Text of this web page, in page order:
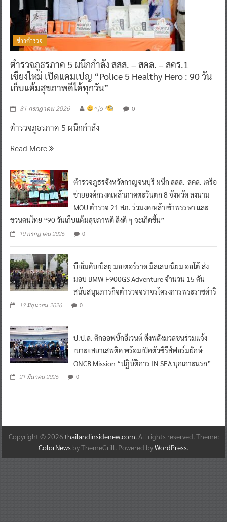
ข่าวตำรวจ
ตำรวจภูธรภาค 5 ผนึกกำลัง สสส. – สคล. – สคร.1
เชียงใหม่ เปิดแคมเปญ “Police 5 Healthy Hero : 90 วัน
เก็บแต้มสุขภาพดีได้ทุกวัน”
31 กรกฎาคม 2026 ^ jo ^ 0
ตำรวจภูธรภาค 5 ผนึกกำลัง
Read More
ตำรวจภูธรจังหวัดกาญจนบุรี ผนึก สสส.-สคล. เครือ
ข่ายองค์กรงดเหล้าภาคตะวันตก 8 จังหวัด ลงนาม
MOU ตำรวจ 21 สภ. ร่วมงดเหล้าเข้าพรรษา และ
ชวนคนไทย “90 วันเก็บแต้มสุขภาพดี สิ่งดี ๆ จะเกิดขึ้น”
10 กรกฎาคม 2026 0
บีเอ็มดับเบิลยู มอเตอร์ราด มิลเลนเนียม ออโต้ ส่ง
มอบ BMW F900GS Adventure จำนวน 15 คัน
สนับสนุนภารกิจตำรวจจราจรโครงการพระราชดำริ
13 มิถุนายน 2026 0
ป.ป.ส. คิกออฟบิ๊กอีเวนต์ ดึงพลังมวลชนร่วมแจ้ง
เบาะแสยาเสพติด พร้อมเปิดตัวซีรีส์ฟอร์มยักษ์
ONCB Mission “ปฏิบัติการ IN SEA บุกเกาะนรก”
21 มีนาคม 2026 0
Copyright © 2026 thailandinsidenew.com. All rights reserved. Theme:
ColorNews by ThemeGrill. Powered byWordPress.